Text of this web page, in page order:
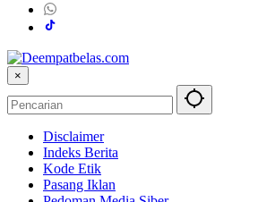
×
Disclaimer
Indeks Berita
Kode Etik
Pasang Iklan